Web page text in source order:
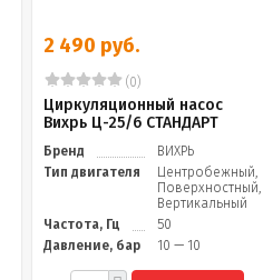
2 490 руб.
(0)
Циркуляционный насос
Вихрь Ц-25/6 СТАНДАРТ
Бренд
ВИХРЬ
Тип двигателя
Центробежный,
Поверхностный,
Вертикальный
Частота, Гц
50
Давление, бар
10 — 10